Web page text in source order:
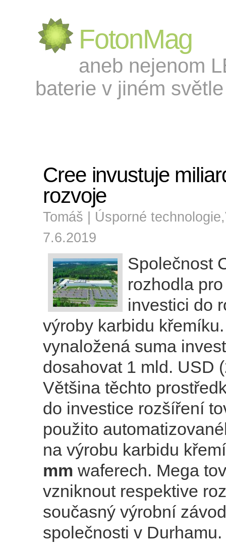
FotonMag
aneb nejenom
baterie v jiném
Cree invustuje
rozvoje
Tomáš | Úsporné technologie,
7.6.2019
Společnost
rozhodla
investici do
výroby karbidu
vynaložená suma
dosahovat 1 mld. USD
Většina těchto
do investice rozšíření
použito
na výrobu karbidu
mm waferech. Mega
vzniknout respektive
současný výrobní
společnosti v Durhamu.